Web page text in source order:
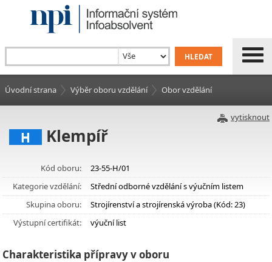
Úvodní strana Výběr oboru vzdělání Obor vzdělání
vytisknout
H Klempíř
Kód oboru:
23-55-H/01
Kategorie vzdělání:
Střední odborné vzdělání s výučním listem
Skupina oboru:
Strojírenství a strojírenská výroba (Kód: 23)
Výstupní certifikát:
výuční list
Charakteristika přípravy v oboru